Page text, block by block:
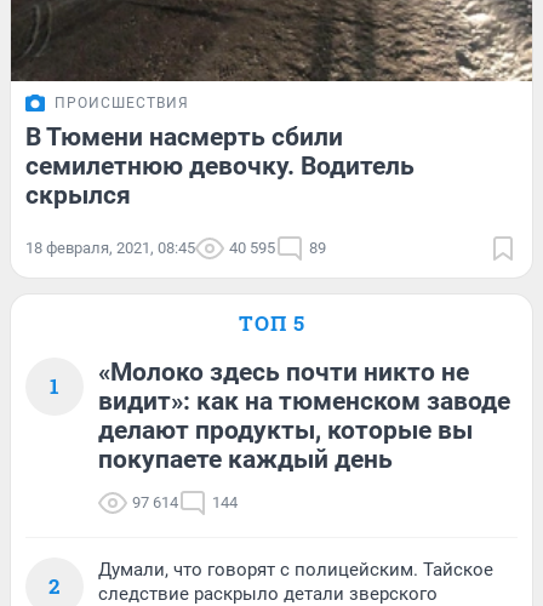
ПРОИСШЕСТВИЯ
В Тюмени насмерть сбили
семилетнюю девочку. Водитель
скрылся
18 февраля, 2021, 08:45 40 595 89
ТОП 5
1
«Молоко здесь почти никто не
видит»: как на тюменском заводе
делают продукты, которые вы
покупаете каждый день
97 614 144
2
Думали, что говорят с полицейским. Тайское
следствие раскрыло детали зверского